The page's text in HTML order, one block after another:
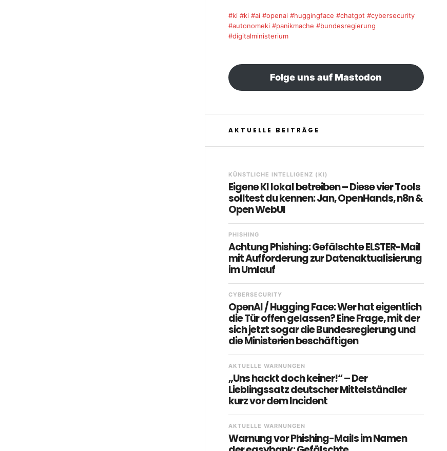
#ki #ki #ai #openai #huggingface #chatgpt #cybersecurity
#autonomeki #panikmache #bundesregierung
#digitalministerium
Folge uns auf Mastodon
AKTUELLE BEITRÄGE
KÜNSTLICHE INTELLIGENZ (KI)
Eigene KI lokal betreiben – Diese vier Tools
solltest du kennen: Jan, OpenHands, n8n &
Open WebUI
PHISHING
Achtung Phishing: Gefälschte ELSTER-Mail
mit Aufforderung zur Datenaktualisierung
im Umlauf
CYBERSECURITY
OpenAI / Hugging Face: Wer hat eigentlich
die Tür offen gelassen? Eine Frage, mit der
sich jetzt sogar die Bundesregierung und
die Ministerien beschäftigen
AKTUELLE WARNUNGEN
„Uns hackt doch keiner!“ – Der
Lieblingssatz deutscher Mittelständler
kurz vor dem Incident
AKTUELLE WARNUNGEN
Warnung vor Phishing-Mails im Namen